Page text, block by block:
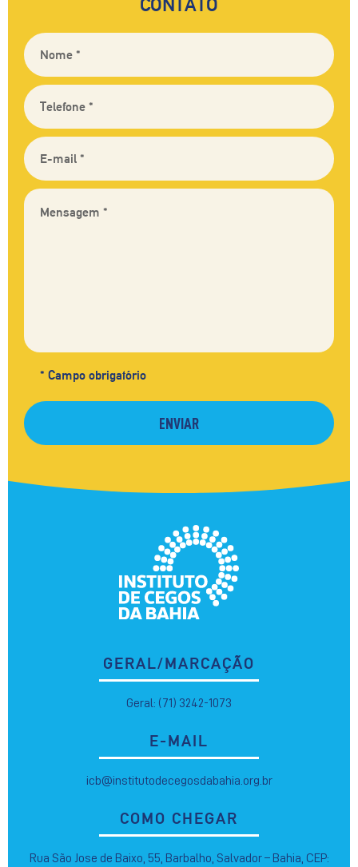
CONTATO
* Campo obrigatório
GERAL/MARCAÇÃO
Geral: (71) 3242-1073
E-MAIL
icb@institutodecegosdabahia.org.br
COMO CHEGAR
Rua São Jose de Baixo, 55, Barbalho, Salvador – Bahia, CEP: